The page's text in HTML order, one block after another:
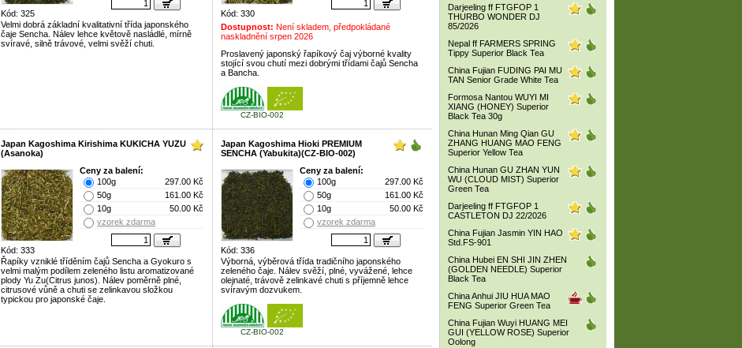
Kód: 325
Velmi dobrá základní kvalitativní třída japonského
čaje Sencha. Nálev lehce květově nasládlé, mírně
svíravé, silně trávové, velmi svěží chuti.
Kód: 330
Dostupnost: Není skladem, předpokládané
naskladnění srpen 2026
Proslavený japonský řapíkový čaj výborné kvality
stojící svou chutí mezi dobrými třídami čajů Sencha
a Bancha.
CZ-BIO-002
Japan Kagoshima Kirishima KUKICHA YUZU
(Asanoka)
Kód: 333
Ceny za balení:
100g
297.00 Kč
50g
161.00 Kč
10g
50.00 Kč
vzorek zdarma
Řapíky vzniklé tříděním čajů Sencha a Gyokuro s
velmi malým podílem zeleného listu aromatizované
plody Yu Zu(Citrus junos). Nálev poměrně plné,
citrusové vůně a chuti se zelinkavou složkou
typickou pro japonské čaje.
Japan Kagoshima Hioki PREMIUM
SENCHA (Yabukita)(CZ-BIO-002)
Kód: 336
Ceny za balení:
100g
297.00 Kč
50g
161.00 Kč
10g
50.00 Kč
vzorek zdarma
Výborná, výběrová třída tradičního japonského
zeleného čaje. Nálev svěží, plné, vyvážené, lehce
olejnaté, trávově zelinkavé chuti s příjemně lehce
svíravým dozvukem.
CZ-BIO-002
Darjeeling ff FTGFOP 1
THURBO WONDER DJ
85/2026
Nepal ff FARMERS SPRING
Tippy Superior Black Tea
China Fujian FUDING PAI MU
TAN Senior Grade White Tea
Formosa Nantou WUYI MI
XIANG (HONEY) Superior
Black Tea 30g
China Hunan Ming Qian GU
ZHANG HUANG MAO FENG
Superior Yellow Tea
China Hunan GU ZHAN YUN
WU (CLOUD MIST) Superior
Green Tea
Darjeeling ff FTGFOP 1
CASTLETON DJ 22/2026
China Fujian Jasmin YIN HAO
Std.FS-901
China Hubei EN SHI JIN ZHEN
(GOLDEN NEEDLE) Superior
Black Tea
China Anhui JIU HUA MAO
FENG Superior Green Tea
China Fujian Wuyi HUANG MEI
GUI (YELLOW ROSE) Superior
Oolong